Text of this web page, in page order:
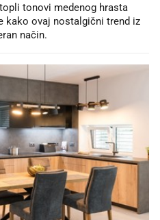
tonovi medenog hrasta
kako ovaj nostalgični trend iz
način.